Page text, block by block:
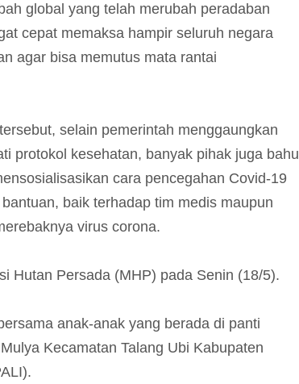
global yang telah merubah peradaban
cepat memaksa hampir seluruh negara
agar bisa memutus mata rantai
selain pemerintah menggaungkan
protokol kesehatan, banyak pihak juga bahu
cara pencegahan Covid-19
baik terhadap tim medis maupun
virus corona.
Hutan Persada (MHP) pada Senin (18/5).
anak-anak yang berada di panti
Kecamatan Talang Ubi Kabupaten